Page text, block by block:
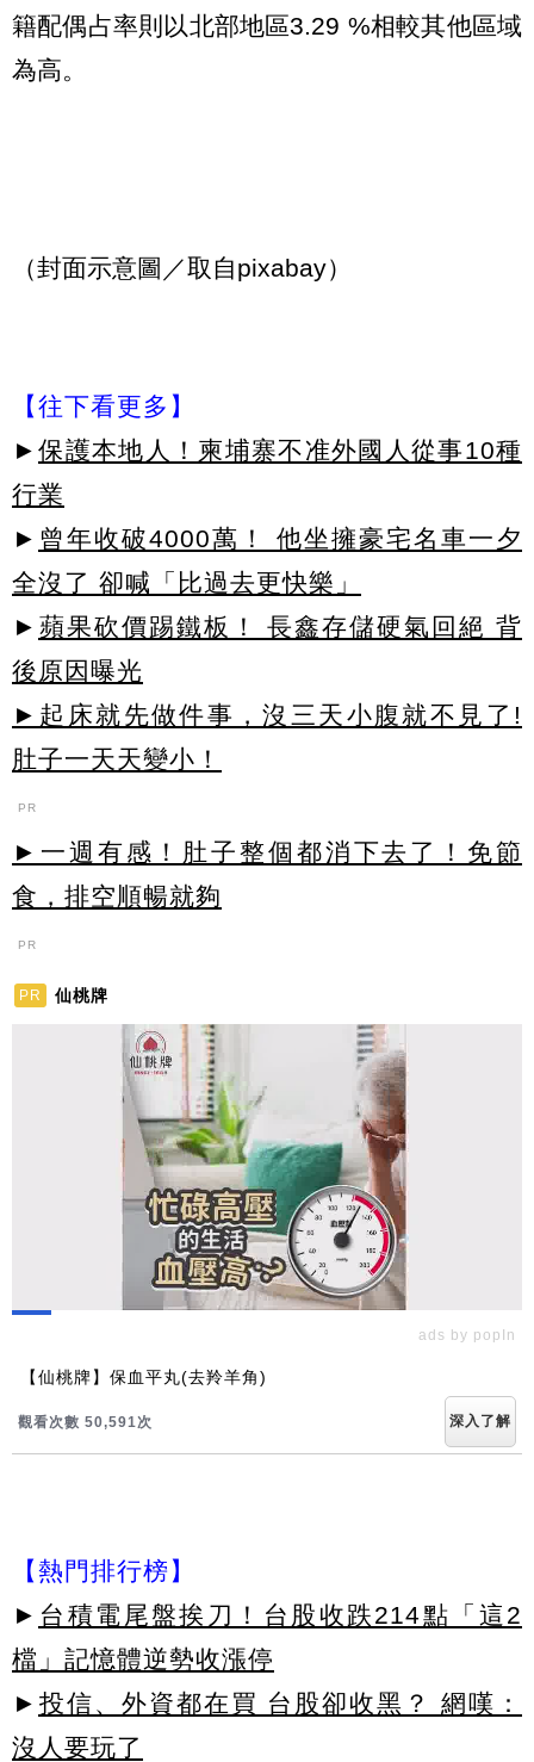
籍配偶占率則以北部地區3.29 %相較其他區域
為高。
（封面示意圖／取自pixabay）
【往下看更多】
► 保護本地人！柬埔寨不准外國人從事10種
行業
► 曾年收破4000萬！ 他坐擁豪宅名車一夕
全沒了 卻喊「比過去更快樂」
► 蘋果砍價踢鐵板！ 長鑫存儲硬氣回絕 背
後原因曝光
►起床就先做件事，沒三天小腹就不見了!
肚子一天天變小！
PR
►一週有感！肚子整個都消下去了！免節
食，排空順暢就夠
PR
PR 仙桃牌
ads by popIn
【仙桃牌】保血平丸(去羚羊角)
觀看次數 50,591次 深入了解
【熱門排行榜】
► 台積電尾盤挨刀！台股收跌214點「這2
檔」記憶體逆勢收漲停
► 投信、外資都在買 台股卻收黑？ 網嘆：
沒人要玩了